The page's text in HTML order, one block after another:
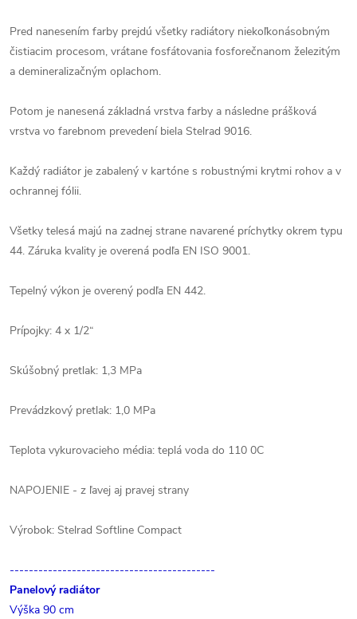
Pred nanesením farby prejdú všetky radiátory niekoľkonásobným
čistiacim procesom, vrátane fosfátovania fosforečnanom železitým
a demineralizačným oplachom.
Potom je nanesená základná vrstva farby a následne prášková
vrstva vo farebnom prevedení biela Stelrad 9016.
Každý radiátor je zabalený v kartóne s robustnými krytmi rohov a v
ochrannej fólii.
Všetky telesá majú na zadnej strane navarené príchytky okrem typu
44. Záruka kvality je overená podľa EN ISO 9001.
Tepelný výkon je overený podľa EN 442.
Prípojky: 4 x 1/2“
Skúšobný pretlak: 1,3 MPa
Prevádzkový pretlak: 1,0 MPa
Teplota vykurovacieho média: teplá voda do 110 0C
NAPOJENIE - z ľavej aj pravej strany
Výrobok: Stelrad Softline Compact
-------------------------------------------
Panelový radiátor
Výška 90 cm